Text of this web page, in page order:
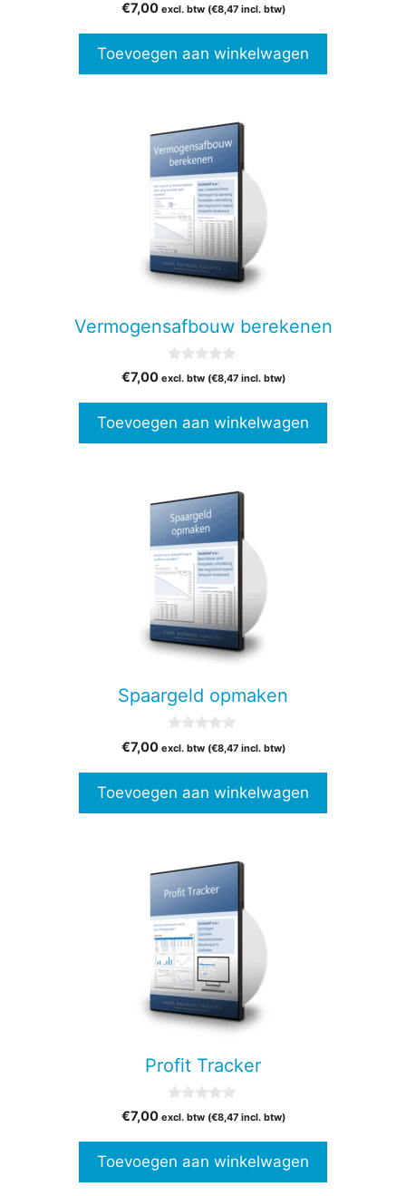
v
5
€7,00 excl. btw (€8,47incl. btw)
Toevoegen aan winkelwagen
Vermogensafbouw berekenen
v
5
€7,00 excl. btw (€8,47incl. btw)
Toevoegen aan winkelwagen
Spaargeld opmaken
v
5
€7,00 excl. btw (€8,47incl. btw)
Toevoegen aan winkelwagen
Profit Tracker
v
5
€7,00 excl. btw (€8,47incl. btw)
Toevoegen aan winkelwagen